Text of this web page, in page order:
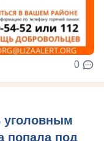
0
уголовным
попала под